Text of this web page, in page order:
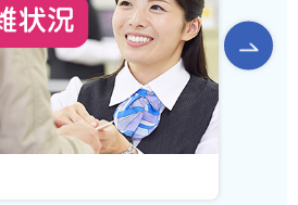
イドを表示